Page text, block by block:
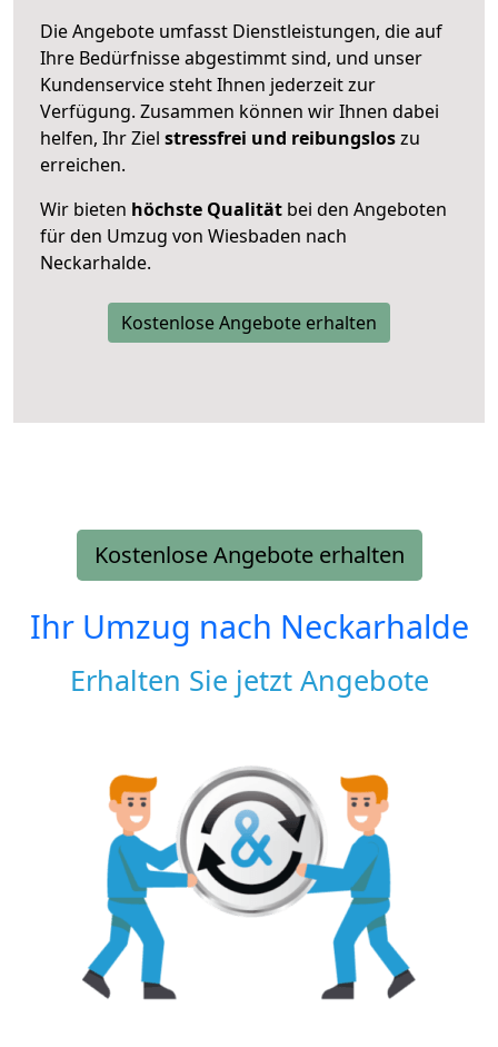
Die Angebote umfasst Dienstleistungen, die auf
Ihre Bedürfnisse abgestimmt sind, und unser
Kundenservice steht Ihnen jederzeit zur
Verfügung. Zusammen können wir Ihnen dabei
helfen, Ihr Ziel stressfrei und reibungsloszu
erreichen.
Wir bieten höchste Qualität bei den Angeboten
für den Umzug von Wiesbaden nach
Neckarhalde.
Kostenlose Angebote erhalten
Kostenlose Angebote erhalten
Ihr Umzug nach Neckarhalde
Erhalten Sie jetzt Angebote